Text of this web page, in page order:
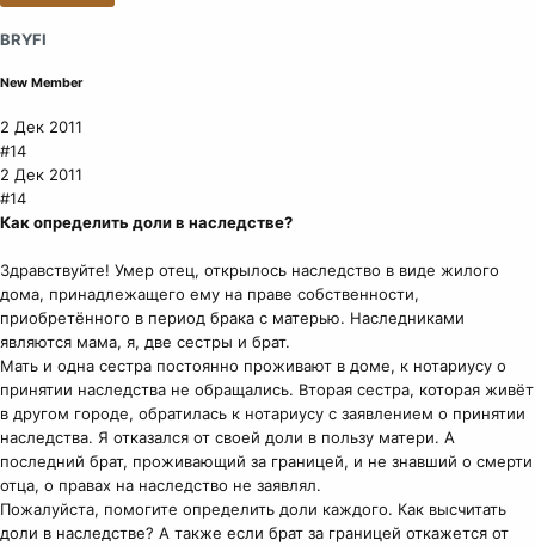
и
и
BRYFI
New Member
2 Дек 2011
#14
2 Дек 2011
#14
Как определить доли в наследстве?
Здравствуйте! Умер отец, открылось наследство в виде жилого
дома, принадлежащего ему на праве собственности,
приобретённого в период брака с матерью. Наследниками
являются мама, я, две сестры и брат.
Мать и одна сестра постоянно проживают в доме, к нотариусу о
принятии наследства не обращались. Вторая сестра, которая живёт
в другом городе, обратилась к нотариусу с заявлением о принятии
наследства. Я отказался от своей доли в пользу матери. А
последний брат, проживающий за границей, и не знавший о смерти
отца, о правах на наследство не заявлял.
Пожалуйста, помогите определить доли каждого. Как высчитать
доли в наследстве? А также если брат за границей откажется от